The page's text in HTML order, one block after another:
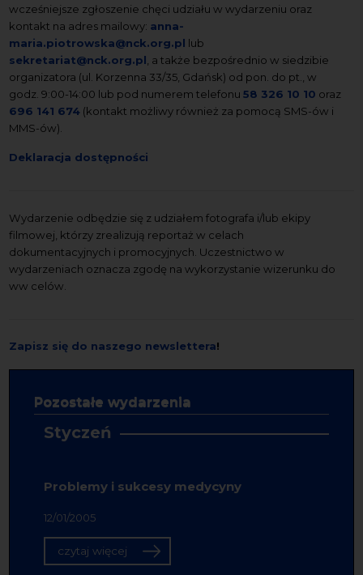
wcześniejsze zgłoszenie chęci udziału w wydarzeniu oraz
kontakt na adres mailowy: anna-
maria.piotrowska@nck.org.pl lub
sekretariat@nck.org.pl , a także bezpośrednio w siedzibie
organizatora (ul. Korzenna 33/35, Gdańsk) od pon. do pt., w
godz. 9:00-14:00 lub pod numerem telefonu58 326 10 10 oraz
696 141 674 (kontakt możliwy również za pomocą SMS-ów i
MMS-ów).
Deklaracja dostępności
Wydarzenie odbędzie się z udziałem fotografa i/lub ekipy
filmowej, którzy zrealizują reportaż w celach
dokumentacyjnych i promocyjnych. Uczestnictwo w
wydarzeniach oznacza zgodę na wykorzystanie wizerunku do
ww celów.
Zapisz się do naszego newslettera!
Pozostałe wydarzenia
Styczeń
Problemy i sukcesy medycyny
12/01/2005
czytaj więcej